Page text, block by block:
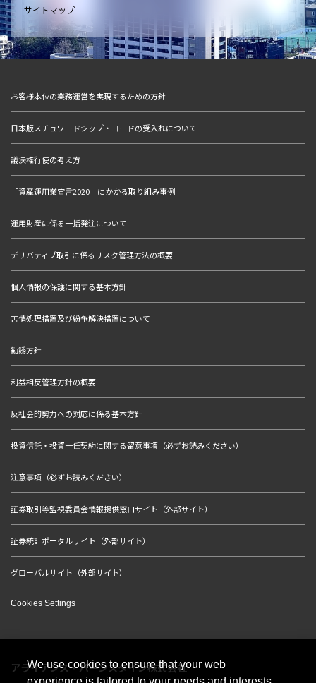
サイトマップ
お客様本位の業務運営を実現するための方針
日本版スチュワードシップ・コードの受入れについて
議決権行使の考え方
「資産運用業宣言2020」にかかる取り組み事例
運用財産に係る一括発注について
デリバティブ取引に係るリスク管理方法の概要
個人情報の保護に関する基本方針
苦情処理措置及び紛争解決措置について
勧誘方針
利益相反管理方針の概要
反社会的勢力への対応に係る基本方針
投資信託・投資一任契約に関する留意事項（必ずお読みください）
注意事項（必ずお読みください）
証券取引等監視委員会情報提供窓口サイト（外部サイト）
証券統計ポータルサイト（外部サイト）
グローバルサイト（外部サイト）
Cookies Settings
アライアンス・バーンスタイン株式会社
We use cookies to ensure that your web